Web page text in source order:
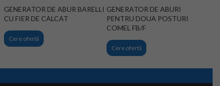
GENERATOR DE ABUR BARELLI
CU FIER DE CALCAT
Cere ofertă
GENERATOR DE ABURI
PENTRU DOUA POSTURI
COMEL FB/F
Cere ofertă